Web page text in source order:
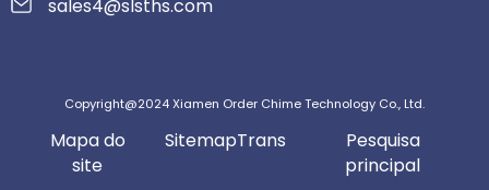
sales4@slsths.com
Copyright@2024 Xiamen Order Chime Technology Co., Ltd.
Mapa do
site
SitemapTrans
Pesquisa
principal